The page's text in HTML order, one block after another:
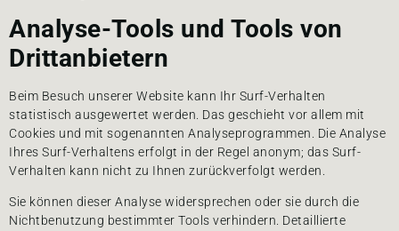
Analyse-Tools und Tools von
Drittanbietern
Beim Besuch unserer Website kann Ihr Surf-Verhalten
statistisch ausgewertet werden. Das geschieht vor allem mit
Cookies und mit sogenannten Analyseprogrammen. Die Analyse
Ihres Surf-Verhaltens erfolgt in der Regel anonym; das Surf-
Verhalten kann nicht zu Ihnen zurückverfolgt werden.
Sie können dieser Analyse widersprechen oder sie durch die
Nichtbenutzung bestimmter Tools verhindern. Detaillierte